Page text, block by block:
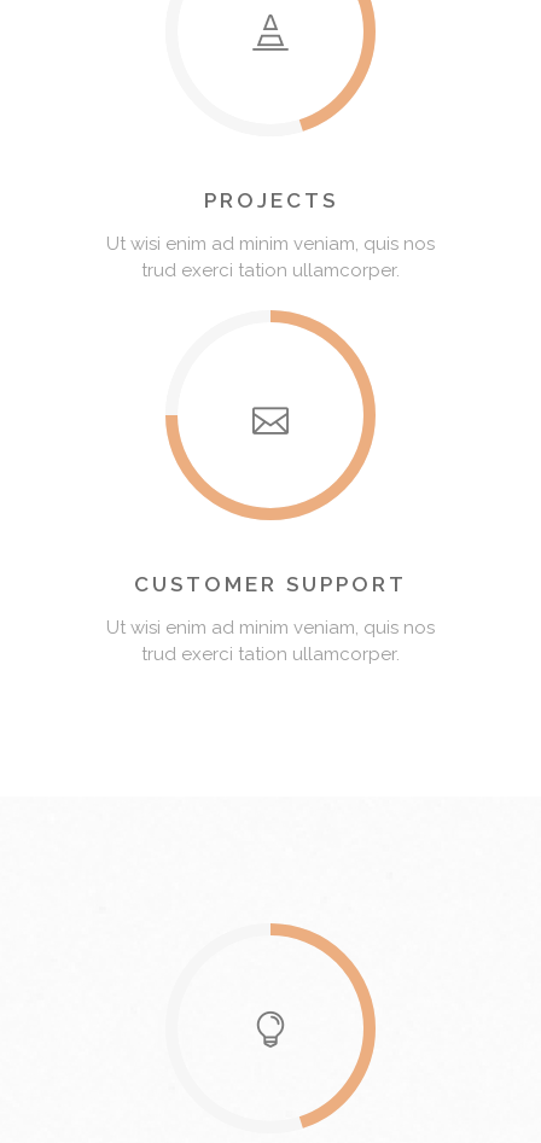
PROJECTS
Ut wisi enim ad minim veniam, quis nos
trud exerci tation ullamcorper.
CUSTOMER SUPPORT
Ut wisi enim ad minim veniam, quis nos
trud exerci tation ullamcorper.